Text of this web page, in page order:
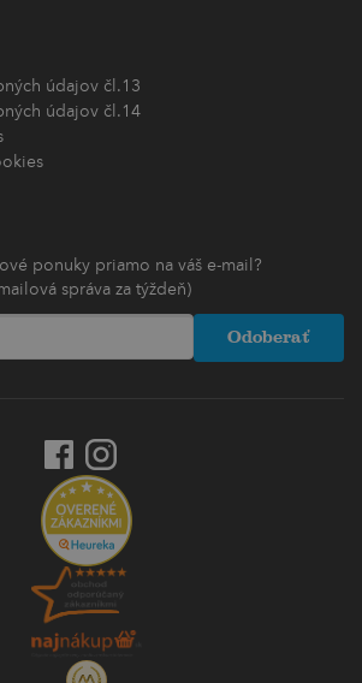
údajov čl.13
údajov čl.14
ponuky priamo na váš e-mail?
správa za týždeň)
Odoberať